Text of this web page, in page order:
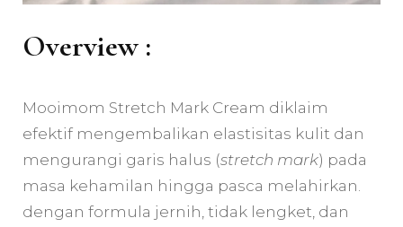
Overview :
Mooimom Stretch Mark Cream diklaim
efektif mengembalikan elastisitas kulit dan
mengurangi garis halus (stretch mark) pada
masa kehamilan hingga pasca melahirkan.
dengan formula jernih, tidak lengket, dan